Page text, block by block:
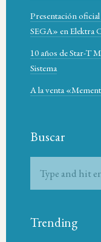
Presentación
SEGA» en Elektra
10 años de Star-T
Sistema
A la venta
Buscar
Trending